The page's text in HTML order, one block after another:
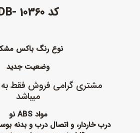
کد DB- 10360
نوع رنگ باکس
وضعیت جدید
مشتری گرامی فروش فقط
میباشد
مواد ABS نو
درب خاردار، و اتصال درب و بدنه